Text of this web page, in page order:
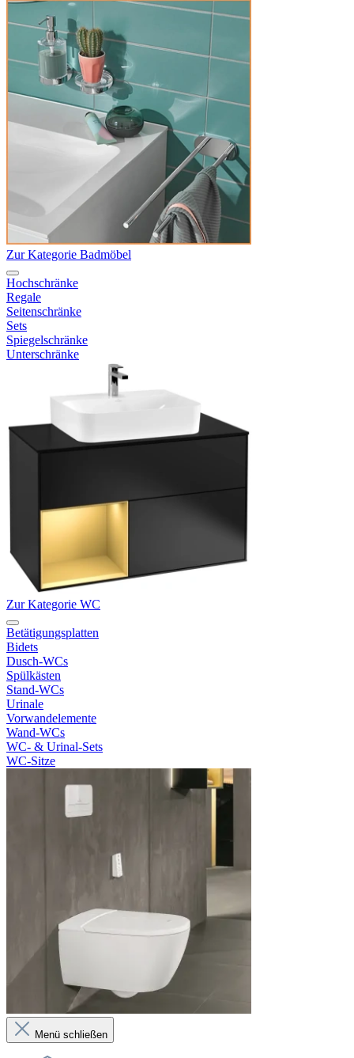
Zur Kategorie Badmöbel
Hochschränke
Regale
Seitenschränke
Sets
Spiegelschränke
Unterschränke
Zur Kategorie WC
Betätigungsplatten
Bidets
Dusch-WCs
Spülkästen
Stand-WCs
Urinale
Vorwandelemente
Wand-WCs
WC- & Urinal-Sets
WC-Sitze
Menü schließen